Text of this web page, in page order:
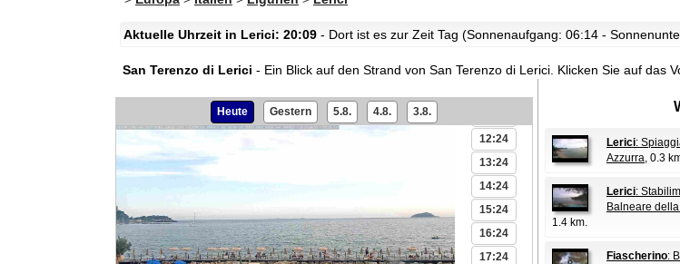
Aktuelle Uhrzeit in Lerici: 20:09 - Dort ist es zur Zeit Tag (Sonnenaufgang: 06:14 -
San Terenzo di Lerici - Ein Blick auf den Strand von San Terenzo di Lerici. Klicken Sie auf das
Heute Gestern 5.8. 4.8. 3.8.
09:24
12:24
13:24
14:24
15:24
16:24
17:24
Lerici:
Azzurra, 0.3
Lerici:
Balneare
1.4 km.
Fiascherino: